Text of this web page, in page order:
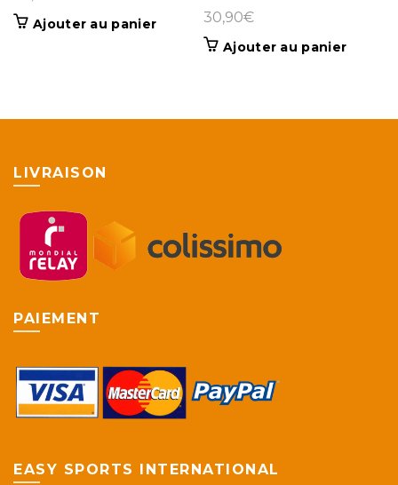
Ajouter au panier
30,90€
Ajouter au panier
LIVRAISON
PAIEMENT
EASY SPORTS INTERNATIONAL